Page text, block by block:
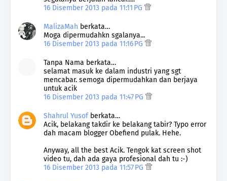
16 Disember 2013 pada 11:11 PG
MalizaMah berkata…
Moga dipermudahkn sgalanya...
16 Disember 2013 pada 11:16 PG
Tanpa Nama berkata…
selamat masuk ke dalam industri yang sgt
mencabar. semoga dipermudahkan dan berjaya
untuk acik
16 Disember 2013 pada 11:47 PG
Shahrul Yusofberkata…
Acik, belakang takdir ke belakang tabir? Typo error
dah macam blogger Obefiend pulak. Hehe.
Anyway, all the best Acik. Tengok kat screen shot
video tu, dah ada gaya profesional dah tu :-)
16 Disember 2013 pada 11:57 PG